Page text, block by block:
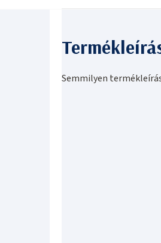
Semmilyen